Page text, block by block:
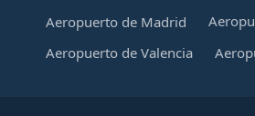
Aeropuerto de Madrid
Aeropuerto de Valencia